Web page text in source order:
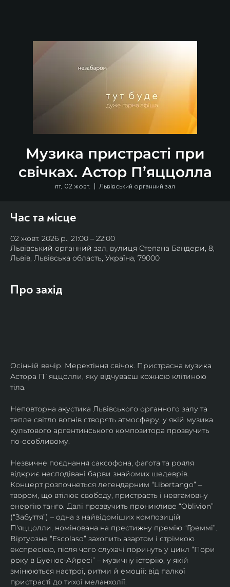
Музика пристрасті при
свічках. Астор П’яццолла
пт, 02 жовт.
  |
Львівський органний зал
Час та місце
02 жовт. 2026 р., 21:00 – 22:00
Львівський органний зал, вулиця Степана Бандери, 8,
Львів, Львівська область, Україна, 79000
Про захід
Осінній вечір. Мерехтіння свічок. Пристрасна музика
Астора П`яццолли, яку відчуваєш кожною клітиною
тіла.
Неповторна акустика Львівського органного залу та
тепле світло вогнів створять атмосферу, у якій музика
культового аргентинського композитора прозвучить
по-особливому.
Незвичне поєднання саксофона, фагота та рояля
відкриє несподівані барви знайомих шедеврів.
Концерт розпочнеться легендарним “Libertango” –
твором, що втілює свободу, пристрасть і невгамовну
енергію танго. Далі прозвучить проникливе “Oblivion”
(“Забуття”) – одна з найвідоміших композицій
П'яццолли, номінована на престижну премію “Греммі”.
Віртуозне “Escolaso” захопить азартом і стрімкою
експресією, після чого слухачі поринуть у цикл “Пори
року в Буенос-Айресі” – музичну історію, у якій
змінюються настрої, ритми й емоції: від палкої
пристрасті до тихої меланхолії.